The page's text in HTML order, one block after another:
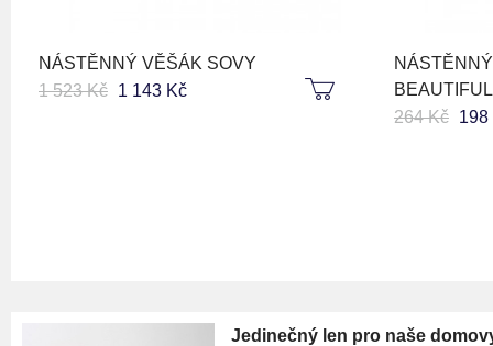
NÁSTĚNNÝ VĚŠÁK SOVY
1 523 Kč 1 143 Kč
BEAUTIFUL
264 Kč 198
Jedinečný len pro naše